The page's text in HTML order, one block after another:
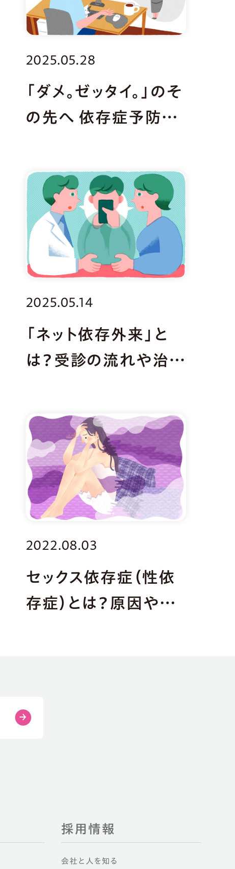
2025.05.28
「ダメ。ゼッタイ。」のそ
の先へ 依存症予防教
2025.05.14
「ネット依存外来」と
は？受診の流れや治療
2022.08.03
セックス依存症（性依
存症）とは？原因や症
採用情報
会社と人を知る